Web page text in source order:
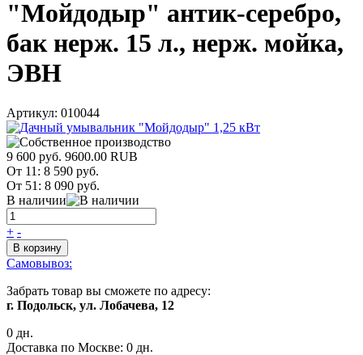
"Мойдодыр" антик-серебро,
бак нерж. 15 л., нерж. мойка,
ЭВН
Артикул: 010044
9 600 руб. 9600.00 RUB
От 11: 8 590 руб.
От 51: 8 090 руб.
В наличии
+ -
В корзину
Самовывоз:
Забрать товар вы сможете по адресу:
г. Подольск, ул. Лобачева, 12
0 дн.
Доставка по Москве: 0 дн.